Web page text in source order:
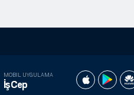
MOBIL UYGULAMA
İşCep